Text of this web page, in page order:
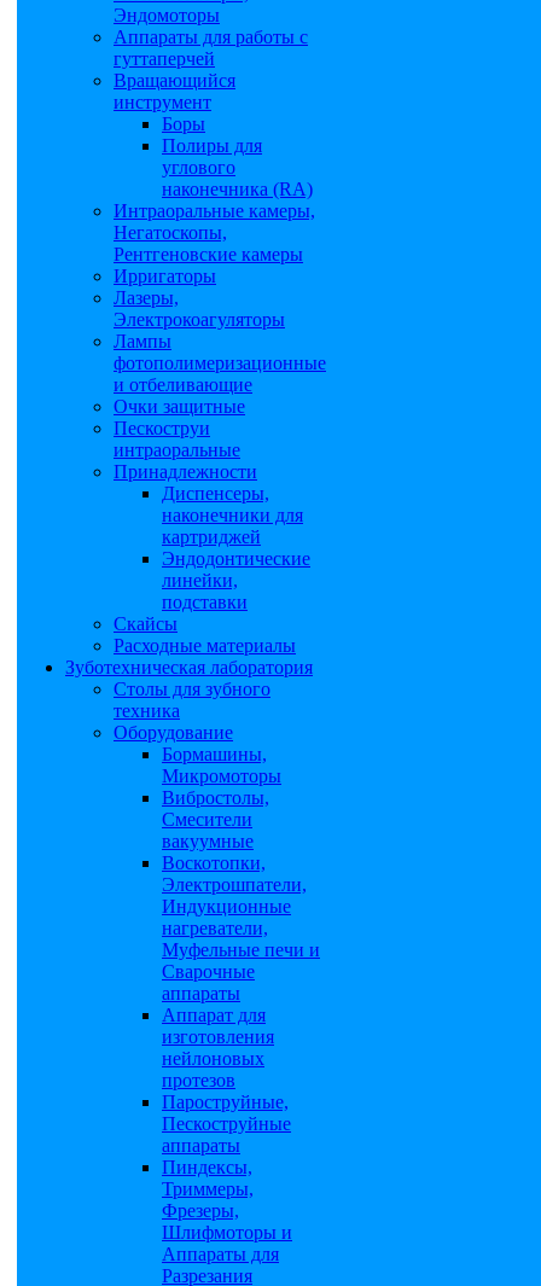
Эндомоторы
Аппараты для работы с
гуттаперчей
Вращающийся
инструмент
Боры
Полиры для
углового
наконечника (RA)
Интраоральные камеры,
Негатоскопы,
Рентгеновские камеры
Ирригаторы
Лазеры,
Электрокоагуляторы
Лампы
фотополимеризационные
и отбеливающие
Очки защитные
Пескоструи
интраоральные
Принадлежности
Диспенсеры,
наконечники для
картриджей
Эндодонтические
линейки,
подставки
Скайсы
Расходные материалы
Зуботехническая лаборатория
Столы для зубного
техника
Оборудование
Бормашины,
Микромоторы
Вибростолы,
Смесители
вакуумные
Воскотопки,
Электрошпатели,
Индукционные
нагреватели,
Муфельные печи и
Сварочные
аппараты
Аппарат для
изготовления
нейлоновых
протезов
Пароструйные,
Пескоструйные
аппараты
Пиндексы,
Триммеры,
Фрезеры,
Шлифмоторы и
Аппараты для
Разрезания